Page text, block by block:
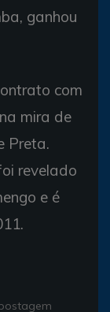
ganhou
com
mira de
Preta.
revelado
e é